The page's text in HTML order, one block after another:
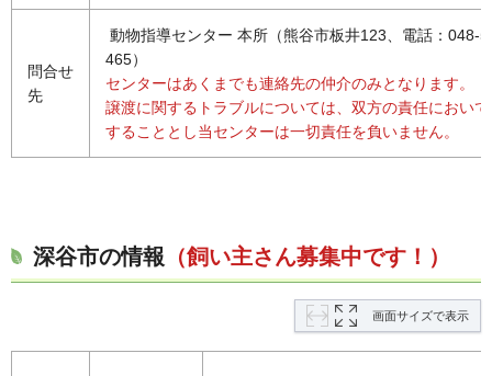
問合せ
先
動物指導センター 本所（熊谷市板井123、電話：048-
465）
センターはあくまでも連絡先の仲介のみとなります。
譲渡に関するトラブルについては、双方の責任におい
することとし当センターは一切責任を負いません。
深谷市の情報 （飼い主さん募集中です！）
画面サイズで表示